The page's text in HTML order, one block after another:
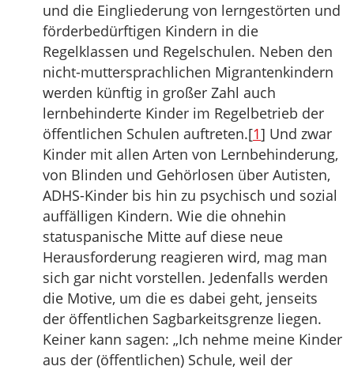
und die Eingliederung von lerngestörten und
förderbedürftigen Kindern in die
Regelklassen und Regelschulen. Neben den
nicht-muttersprachlichen Migrantenkindern
werden künftig in großer Zahl auch
lernbehinderte Kinder im Regelbetrieb der
öffentlichen Schulen auftreten.[1] Und zwar
Kinder mit allen Arten von Lernbehinderung,
von Blinden und Gehörlosen über Autisten,
ADHS-Kinder bis hin zu psychisch und sozial
auffälligen Kindern. Wie die ohnehin
statuspanische Mitte auf diese neue
Herausforderung reagieren wird, mag man
sich gar nicht vorstellen. Jedenfalls werden
die Motive, um die es dabei geht, jenseits
der öffentlichen Sagbarkeitsgrenze liegen.
Keiner kann sagen: „Ich nehme meine Kinder
aus der (öffentlichen) Schule, weil der